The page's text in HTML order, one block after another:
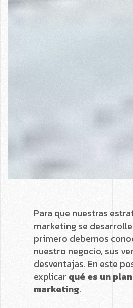
Para que nuestras
marketing se
primero debemos
nuestro negocio, sus
desventajas. En este
explicar qué es un
marketing.